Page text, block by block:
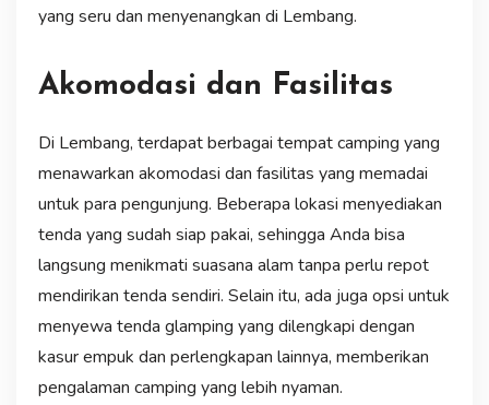
yang seru dan menyenangkan di Lembang.
Akomodasi dan Fasilitas
Di Lembang, terdapat berbagai tempat camping yang
menawarkan akomodasi dan fasilitas yang memadai
untuk para pengunjung. Beberapa lokasi menyediakan
tenda yang sudah siap pakai, sehingga Anda bisa
langsung menikmati suasana alam tanpa perlu repot
mendirikan tenda sendiri. Selain itu, ada juga opsi untuk
menyewa tenda glamping yang dilengkapi dengan
kasur empuk dan perlengkapan lainnya, memberikan
pengalaman camping yang lebih nyaman.